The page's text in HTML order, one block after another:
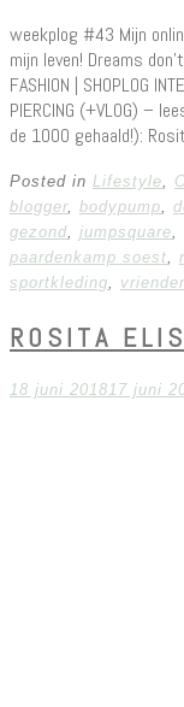
weekplog #43 Mijn
mijn leven! Dreams
FASHION | SHOPLOG
PIERCING (+VLOG) –
de 1000 gehaald!):
Posted in Lifestyle,
blogger, bodypump,
gezond, jumpsquare,
paardenkamp soest,
sportkleding,
ROSITA
18 juni 201817 juni